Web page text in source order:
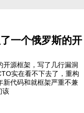
一个俄罗斯的开
开源框架，写了几行漏洞
实在看不下去了，重构
新代码和就框架严重不兼
该